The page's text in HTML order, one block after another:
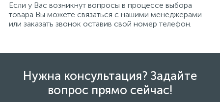
Если у Вас возникнут вопросы в процессе выбора
товара Вы можете связаться с нашими менеджерами
или заказать звонок оставив свой номер телефон.
Нужна консультация? Задайте
вопрос прямо сейчас!